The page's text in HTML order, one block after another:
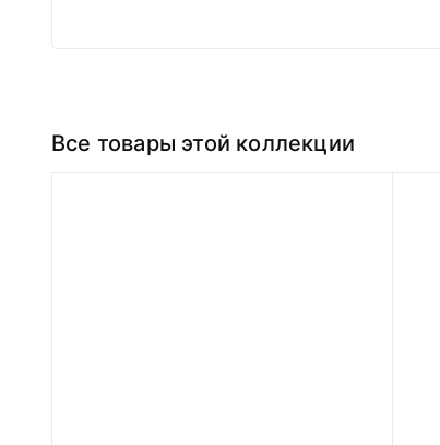
Все товары этой коллекции